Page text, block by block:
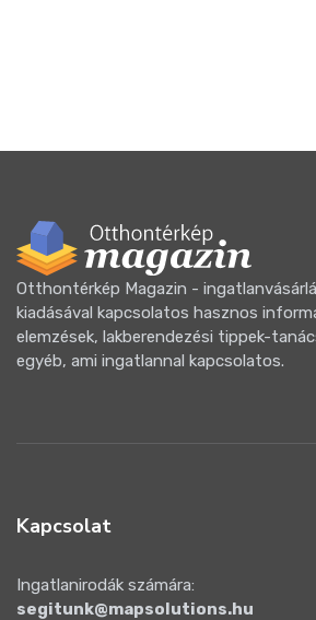
Otthontérkép Magazin -
kiadásával kapcsolatos hasznos
elemzések, lakberendezési tippek-
egyéb, ami ingatlannal kapcsolatos.
Kapcsolat
Ingatlanirodák számára:
segitunk@mapsolutions.hu